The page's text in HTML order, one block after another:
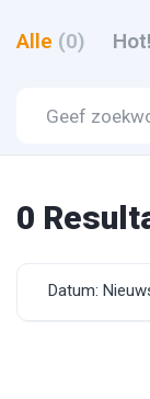
Alle (0) Hot!
0
Datum: